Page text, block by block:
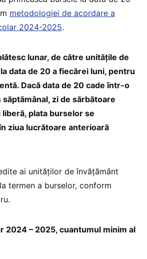
metodologiei de acordare a
2024-2025.
lunar, de către unitățile de
data de 20 a fiecărei luni, pentru
Dacă data de 20 cade într-o
săptămânal, zi de sărbătoare
liberă, plata burselor se
ziua lucrătoare anterioară
ai unităților de învățământ
termen a burselor, conform
2024 – 2025, cuantumul minim al